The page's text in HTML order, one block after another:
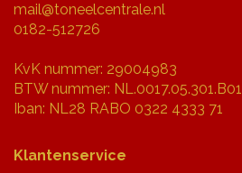
mail@toneelcentrale.nl
0182-512726
KvK nummer: 29004983
BTW nummer: NL.0017.05.301.B01
Iban: NL28 RABO 0322 4333 71
Klantenservice